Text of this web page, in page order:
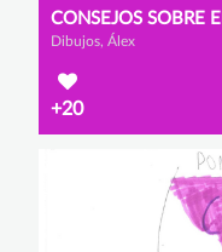
Dibujos, Álex
+20